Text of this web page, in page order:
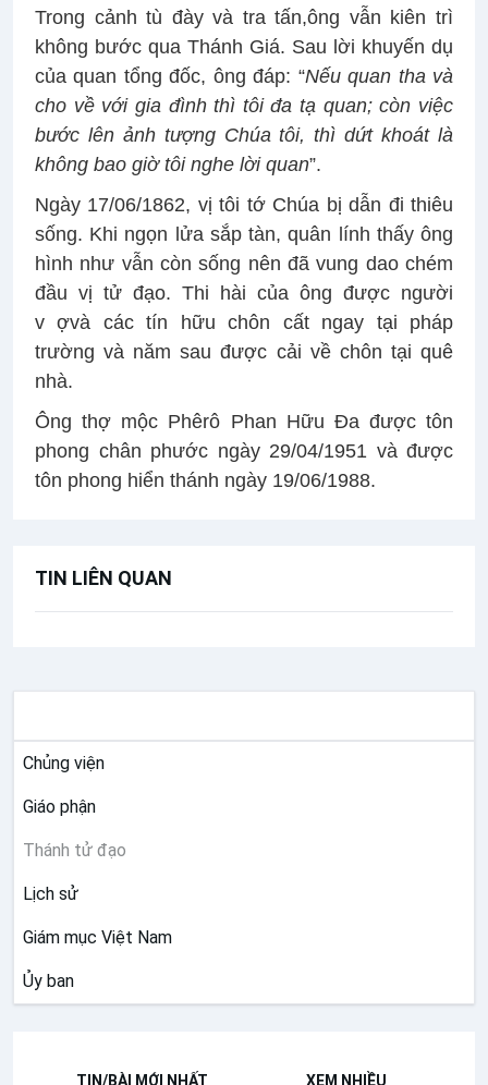
Trong cảnh tù đày và tra tấn,ông vẫn kiên trì
không bước qua Thánh Giá. Sau lời khuyến dụ
của quan tổng đốc, ông đáp: “Nếu quan tha và
cho về với gia đình thì tôi đa tạ quan; còn việc
bước lên ảnh tượng Chúa tôi, thì dứt khoát là
không bao giờ tôi nghe lời quan”.
Ngày 17/06/1862, vị tôi tớ Chúa bị dẫn đi thiêu
sống. Khi ngọn lửa sắp tàn, quân lính thấy ông
hình như vẫn còn sống nên đã vung dao chém
đầu vị tử đạo. Thi hài của ông được người
v ợvà các tín hữu chôn cất ngay tại pháp
trường và năm sau được cải về chôn tại quê
nhà.
Ông thợ mộc Phêrô Phan Hữu Ða được tôn
phong chân phước ngày 29/04/1951 và được
tôn phong hiển thánh ngày 19/06/1988.
TIN LIÊN QUAN
Chủng viện
Giáo phận
Thánh tử đạo
Lịch sử
Giám mục Việt Nam
Ủy ban
TIN/BÀI MỚI NHẤT XEM NHIỀU